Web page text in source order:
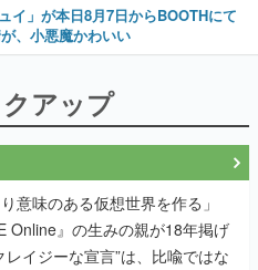
イ」が本日8月7日からBOOTHにて
、小悪魔かわいい
アップ
り意味のある仮想世界を作る」
Online』の生みの親が18年掲げ
レイジーな宣言”は、比喩ではな